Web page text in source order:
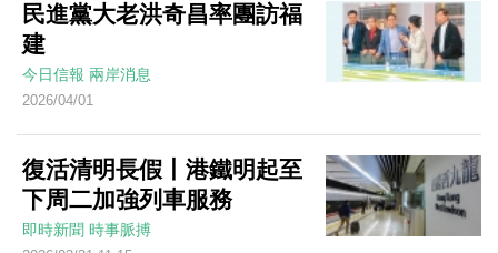
民進黨大老洪奇昌率團訪福
建
今日信報 兩岸消息
2026/04/01
復活清明長假丨港鐵明起至
下周二加強列車服務
即時新聞 時事脈搏